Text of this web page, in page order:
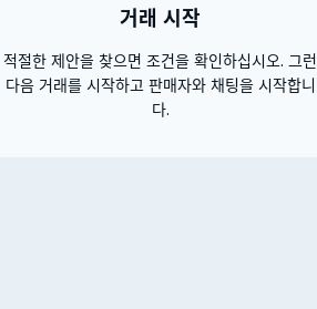
거래 시작
적절한 제안을 찾으면 조건을 확인하십시오. 그런
다음 거래를 시작하고 판매자와 채팅을 시작합니
다.